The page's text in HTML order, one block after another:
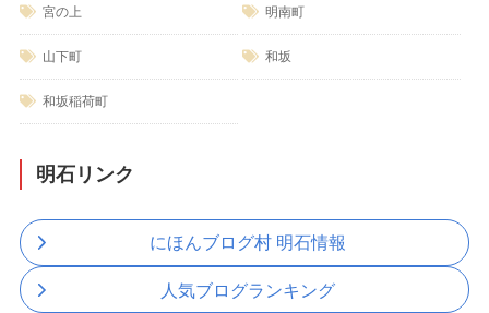
宮の上 明南町
山下町 和坂
和坂稲荷町
明石リンク
にほんブログ村 明石情報
人気ブログランキング